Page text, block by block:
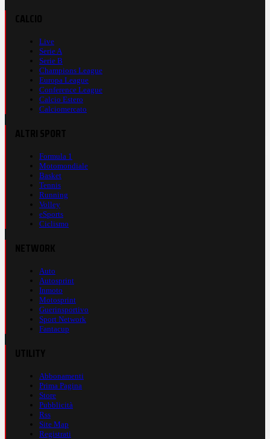
Live
Serie A
Serie B
Champions League
Europa League
Conference League
Calcio Estero
Calciomercato
Formula 1
Motomondiale
Basket
Tennis
Running
Volley
eSports
Ciclismo
Auto
Autosprint
Inmoto
Motosprint
Guerinsportivo
Sport Network
Fantacup
Abbonamenti
Prima Pagina
Store
Pubblicità
Rss
Site Map
Registrati